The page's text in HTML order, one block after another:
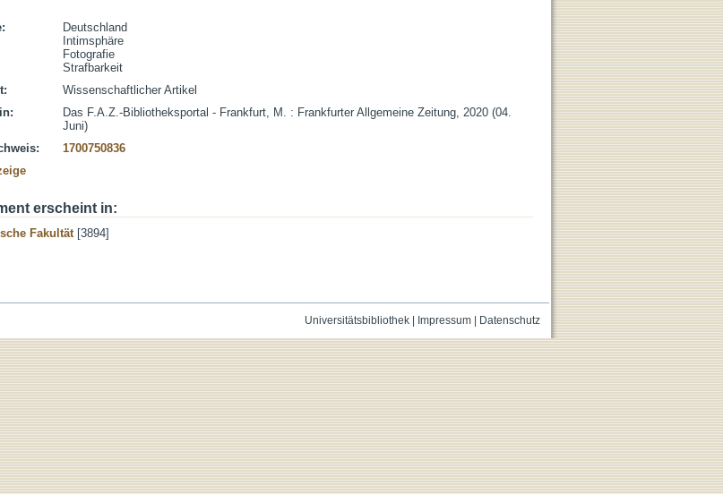
Deutschland
Intimsphäre
Fotografie
Strafbarkeit
Wissenschaftlicher Artikel
Das F.A.Z.-Bibliotheksportal - Frankfurt, M. : Frankfurter Allgemeine Zeitung, 2020 (04.
Juni)
1700750836
erscheint in:
Fakultät[3894]
Universitätsbibliothek| Impressum| Datenschutz